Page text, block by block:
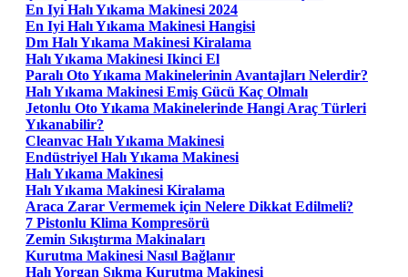
En Iyi Halı Yıkama Makinesi 2024
En Iyi Halı Yıkama Makinesi Hangisi
Dm Halı Yıkama Makinesi Kiralama
Halı Yıkama Makinesi Ikinci El
Paralı Oto Yıkama Makinelerinin Avantajları Nelerdir?
Halı Yıkama Makinesi Emiş Gücü Kaç Olmalı
Jetonlu Oto Yıkama Makinelerinde Hangi Araç Türleri
Yıkanabilir?
Cleanvac Halı Yıkama Makinesi
Endüstriyel Halı Yıkama Makinesi
Halı Yıkama Makinesi
Halı Yıkama Makinesi Kiralama
Araca Zarar Vermemek için Nelere Dikkat Edilmeli?
7 Pistonlu Klima Kompresörü
Zemin Sıkıştırma Makinaları
Kurutma Makinesi Nasıl Bağlanır
Halı Yorgan Sıkma Kurutma Makinesi